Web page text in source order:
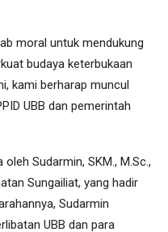
moral untuk mendukung
budaya keterbukaan
kami berharap muncul
UBB dan pemerintah
Sudarmin, SKM., M.Sc.,
Sungailiat, yang hadir
Sudarmin
UBB dan para